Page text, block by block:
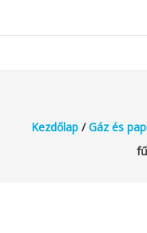
Kezdőlap/Gáz és